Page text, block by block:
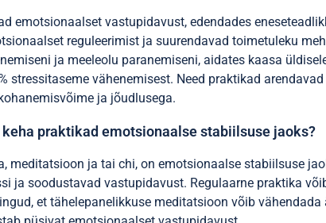
emotsionaalset vastupidavust, edendades
reguleerimist ja suurendavad toimetuleku
ja meeleolu paranemiseni, aidates kaasa
stressitaseme vähenemisest. Need praktikad
ja jõudlusega.
praktikad emotsionaalse stabiilsuse jaoks?
meditatsioon ja tai chi, on emotsionaalse stabiilsuse
ja soodustavad vastupidavust. Regulaarne praktika
et tähelepanelikkuse meditatsioon võib